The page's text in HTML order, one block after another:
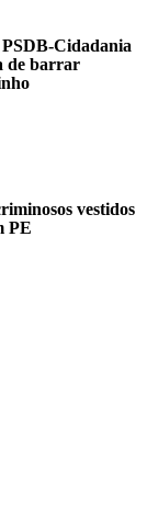
Cidadania
de barrar
vestidos
PE